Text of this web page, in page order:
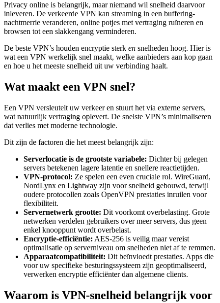
Privacy online is belangrijk, maar niemand wil snelheid daarvoor
inleveren. De verkeerde VPN kan streaming in een buffering-
nachtmerrie veranderen, online potjes met vertraging ruïneren en
browsen tot een slakkengang verminderen.
De beste VPN’s houden encryptie sterk en snelheden hoog. Hier is
wat een VPN werkelijk snel maakt, welke aanbieders aan kop gaan
en hoe u het meeste snelheid uit uw verbinding haalt.
Wat maakt een VPN snel?
Een VPN versleutelt uw verkeer en stuurt het via externe servers,
wat natuurlijk vertraging oplevert. De snelste VPN’s minimaliseren
dat verlies met moderne technologie.
Dit zijn de factoren die het meest belangrijk zijn:
Serverlocatie is de grootste variabele: Dichter bij gelegen
servers betekenen lagere latentie en snellere reactietijden.
VPN-protocol: Ze spelen een even cruciale rol. WireGuard,
NordLynx en Lightway zijn voor snelheid gebouwd, terwijl
oudere protocollen zoals OpenVPN prestaties inruilen voor
flexibiliteit.
Servernetwerk grootte: Dit voorkomt overbelasting. Grote
netwerken verdelen gebruikers over meer servers, dus geen
enkel knooppunt wordt overbelast.
Encryptie-efficiëntie: AES-256 is veilig maar vereist
optimalisatie op serverniveau om snelheden niet af te remmen.
Apparaatcompatibiliteit: Dit beïnvloedt prestaties. Apps die
voor uw specifieke besturingssysteem zijn geoptimaliseerd,
verwerken encryptie efficiënter dan algemene clients.
Waarom is VPN-snelheid belangrijk voor